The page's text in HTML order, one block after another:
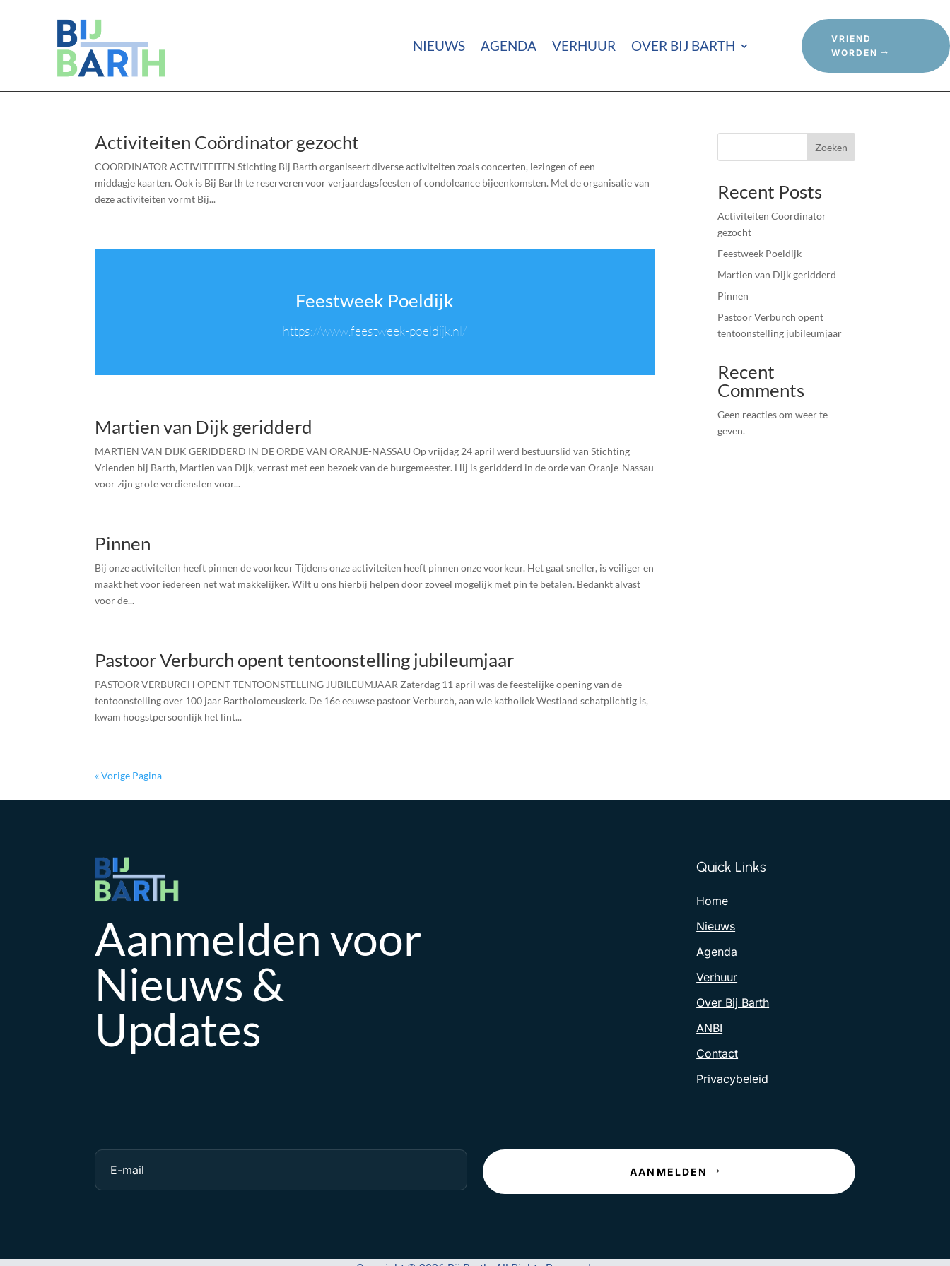
NIEUWS AGENDA VERHUUR OVER BIJ BARTH
VRIEND
WORDEN
Activiteiten Coördinator gezocht
COÖRDINATOR ACTIVITEITEN Stichting Bij Barth organiseert diverse activiteiten zoals concerten, lezingen of een
middagje kaarten. Ook is Bij Barth te reserveren voor verjaardagsfeesten of condoleance bijeenkomsten. Met de organisatie van
deze activiteiten vormt Bij...
Feestweek Poeldijk
https://www.feestweek-poeldijk.nl/
Martien van Dijk geridderd
MARTIEN VAN DIJK GERIDDERD IN DE ORDE VAN ORANJE-NASSAU Op vrijdag 24 april werd bestuurslid van Stichting
Vrienden bij Barth, Martien van Dijk, verrast met een bezoek van de burgemeester. Hij is geridderd in de orde van Oranje-Nassau
voor zijn grote verdiensten voor...
Pinnen
Bij onze activiteiten heeft pinnen de voorkeur Tijdens onze activiteiten heeft pinnen onze voorkeur. Het gaat sneller, is veiliger en
maakt het voor iedereen net wat makkelijker. Wilt u ons hierbij helpen door zoveel mogelijk met pin te betalen. Bedankt alvast
voor de...
Pastoor Verburch opent tentoonstelling jubileumjaar
PASTOOR VERBURCH OPENT TENTOONSTELLING JUBILEUMJAAR Zaterdag 11 april was de feestelijke opening van de
tentoonstelling over 100 jaar Bartholomeuskerk. De 16e eeuwse pastoor Verburch, aan wie katholiek Westland schatplichtig is,
kwam hoogstpersoonlijk het lint...
« Vorige Pagina
Zoeken
Recent Posts
Activiteiten Coördinator
gezocht
Feestweek Poeldijk
Martien van Dijk geridderd
Pinnen
Pastoor Verburch opent
tentoonstelling jubileumjaar
Recent
Comments
Geen reacties om weer te
geven.
Aanmelden voor
Nieuws &
Updates
Quick Links
Home
Nieuws
Agenda
Verhuur
Over Bij Barth
ANBI
Contact
Privacybeleid
AANMELDEN